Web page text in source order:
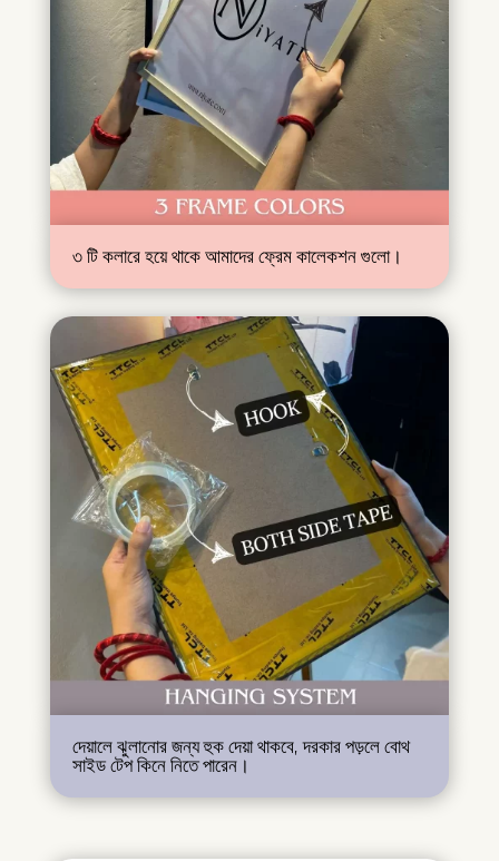
৩ টি কলারে হয়ে থাকে আমাদের ফ্রেম কালেকশন গুলো।
দেয়ালে ঝুলানোর জন্য হুক দেয়া থাকবে, দরকার পড়লে বোথ
সাইড টেপ কিনে নিতে পারেন।